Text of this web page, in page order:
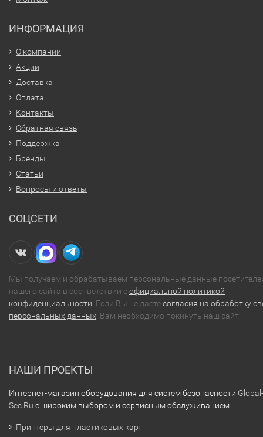
ИНФОРМАЦИЯ
О компании
Акции
Доставка
Оплата
Контакты
Обратная связь
Поддержка
Бренды
Статьи
Вопросы и ответы
СОЦСЕТИ
Мы получаем и обрабатываем персональные данные
нашего сайта в соответствии софициальной политикой
конфиденциальности. Если Вы не даетесогласия на обработку
персональных данных, Вам необходимо покинуть наш сайт.
НАШИ ПРОЕКТЫ
Интернет-магазин оборудования для систем безопасности Global-
Sec.Ru с широким выбором и сервисным обслуживанием.
Принтеры для пластиковых карт